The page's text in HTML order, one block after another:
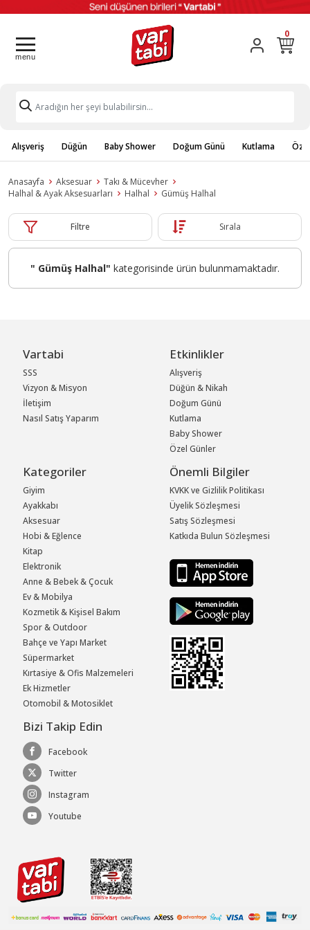
0
Alışveriş Düğün Baby Shower Doğum Günü Kutlama
Anasayfa Aksesuar
Takı & Mücevher
Halhal & Ayak Aksesuarları
Halhal Gümüş Halhal
Filtre Sırala
" Gümüş Halhal" kategorisinde ürün bulunmamaktadır.
Vartabi
SSS
Vizyon & Misyon
İletişim
Nasıl Satış Yaparım
Etkinlikler
Alışveriş
Düğün & Nikah
Doğum Günü
Kutlama
Baby Shower
Özel Günler
Kategoriler
Giyim
Ayakkabı
Aksesuar
Hobi & Eğlence
Kitap
Elektronik
Anne & Bebek & Çocuk
Ev & Mobilya
Kozmetik & Kişisel Bakım
Spor & Outdoor
Bahçe ve Yapı Market
Süpermarket
Kırtasiye & Ofis Malzemeleri
Ek Hizmetler
Otomobil & Motosiklet
Önemli Bilgiler
KVKK ve Gizlilik Politikası
Üyelik Sözleşmesi
Satış Sözleşmesi
Katkıda Bulun Sözleşmesi
Bizi Takip Edin
Facebook
Twitter
Instagram
Youtube